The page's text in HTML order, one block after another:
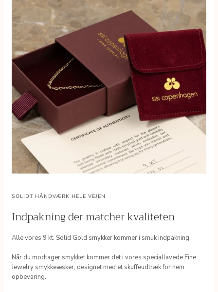
SOLIDT HÅNDVÆRK HELE VEJEN
Indpakning der matcher kvaliteten
Alle vores 9 kt. Solid Gold smykker kommer i smuk indpakning.
Når du modtager smykket kommer det i vores speciallavede Fine
Jewelry smykkeæsker, designet med et skuffeudtræk for nem
opbevaring.